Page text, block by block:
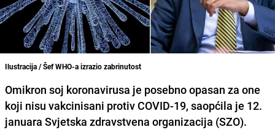
Ilustracija / Šef WHO-a izrazio zabrinutost
Omikron soj koronavirusa je posebno opasan za one
koji nisu vakcinisani protiv COVID-19, saopćila je 12.
januara Svjetska zdravstvena organizacija (SZO).